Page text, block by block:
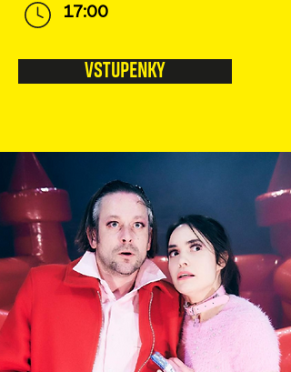
17:00
VSTUPENKY